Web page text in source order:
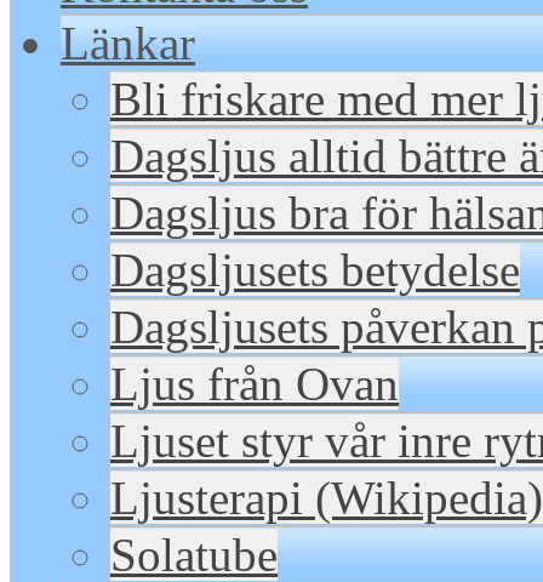
Länkar
Bli friskare med mer
Dagsljus alltid bättre
Dagsljus bra för
Dagsljusets betydelse
Dagsljusets påverkan
Ljus från Ovan
Ljuset styr vår inre
Ljusterapi (Wikipedia)
Solatube